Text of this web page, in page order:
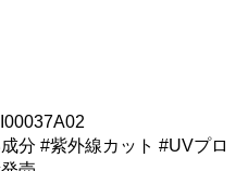
分 #紫外線カット #UVプロ